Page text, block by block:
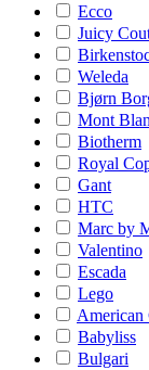
Ecco
Juicy
Weleda
Bjørn
Mont
Biotherm
Royal
Gant
HTC
Marc by
Valentino
Escada
Lego
American
Babyliss
Bulgari